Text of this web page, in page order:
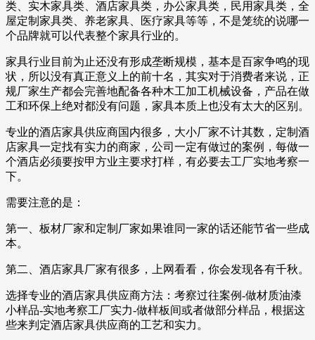
类、实木家具类、酒店家具类，办公家具类，民用家具类，全
屋定制家具类、养老家具、医疗家具等等，不是笼统的说哪一
个品牌就可以代表整个家具行业的。
家具行业目前为止还没有形成垄断规模，基本是百家争鸣的现
状，所以没有真正意义上的前十名，其实对于消费者来说，正
规厂家生产都会完善地配备各种木工加工机械设备，产品在做
工和环保上绝对都没有问题，家具本质上也没有太大的区别。
专业的酒店家具供应商国内很多，大小厂家不计其数，定制酒
店家具一定找有实力的商家，公司一定有做过的案例，每做一
个酒店必须要按甲方业主要求打样，有必要去工厂实地考察一
下。
需要注意的是：
第一、板材厂家和定制厂家如果谁同一家的话还能节省一些成
本。
第二、酒店家具厂家有很多，上网看看，你会发现各有千秋。
选择专业的酒店家具供应商方法：考察过往案例-做材质油漆
小样品-实地考察工厂实力-做样板间或者做部分样品，根据这
些来判定酒店家具供应商的工艺和实力。